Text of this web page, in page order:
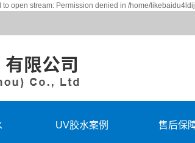
open stream: Permission denied in /home/
UV胶水案例 售后保